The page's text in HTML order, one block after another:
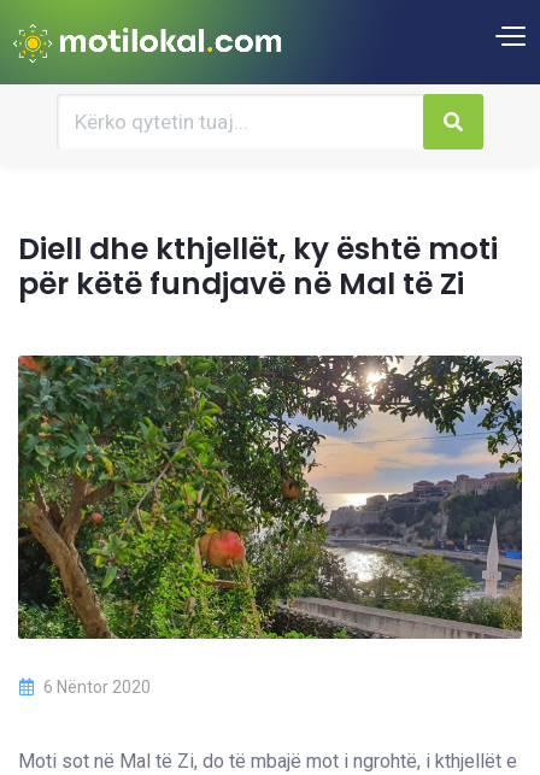
Diell dhe kthjellët, ky është moti
për këtë fundjavë në Mal të Zi
6 Nëntor 2020
Moti sot në Mal të Zi, do të mbajë mot i ngrohtë, i kthjellët e